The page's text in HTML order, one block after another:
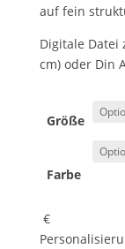
auf fein
Digitale Datei
cm) oder Din
Größe
Farbe
€